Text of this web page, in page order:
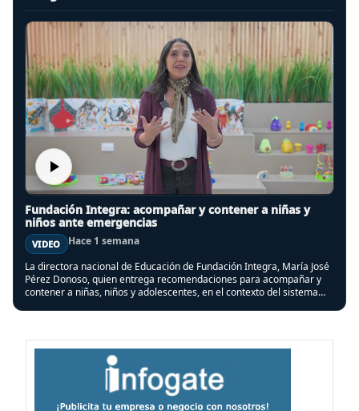
Fundación Integra: acompañar y contener a niñas y
niños ante emergencias
VIDEO
Hace 1 semana
La directora nacional de Educación de Fundación Integra, María José
Pérez Donoso, quien entrega recomendaciones para acompañar y
contener a niñas, niños y adolescentes, en el contexto del sistema